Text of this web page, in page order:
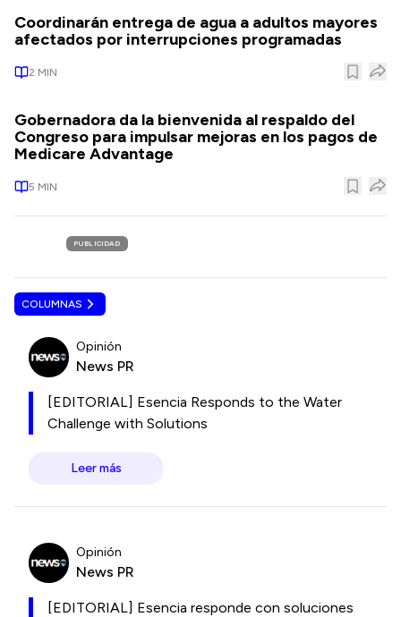
Coordinarán entrega de agua a adultos mayores
afectados por interrupciones programadas
2 MIN
Gobernadora da la bienvenida al respaldo del
Congreso para impulsar mejoras en los pagos de
Medicare Advantage
5 MIN
PUBLICIDAD
COLUMNAS
Opinión
News PR
[EDITORIAL] Esencia Responds to the Water
Challenge with Solutions
Leer más
Opinión
News PR
[EDITORIAL] Esencia responde con soluciones